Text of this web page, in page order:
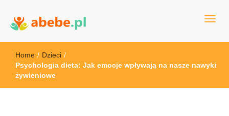
Abebe
Home / Dzieci /
Psychologia dieta: Jak emocje wpływają na nasze nawyki
żywieniowe